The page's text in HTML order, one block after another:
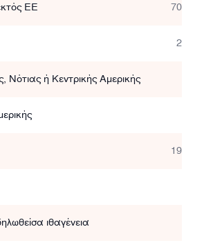
ΕΕ 70.484
2.476
Νότιας ή Κεντρικής Αμερικής
19.669
ιθαγένεια